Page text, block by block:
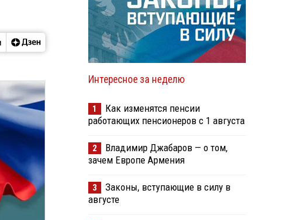
Интересное за неделю
1
Как изменятся пенсии
работающих пенсионеров с 1 августа
2
Владимир Джабаров — о том,
зачем Европе Армения
3
Законы, вступающие в силу в
августе